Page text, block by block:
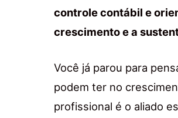
controle contábil e
crescimento e a
Você já parou para
podem ter no
profissional é o aliado